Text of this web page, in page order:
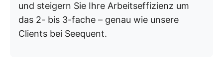
und steigern Sie Ihre Arbeitseffizienz um
das 2- bis 3-fache – genau wie unsere
Clients bei Seequent.